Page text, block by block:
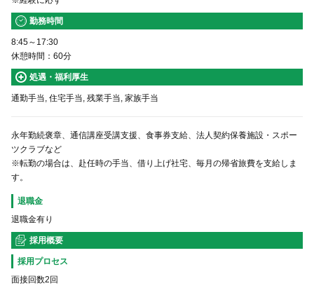
勤務時間
8:45～17:30
休憩時間：60分
処遇・福利厚生
通勤手当, 住宅手当, 残業手当, 家族手当
永年勤続褒章、通信講座受講支援、食事券支給、法人契約保養施設・スポー
ツクラブなど
※転勤の場合は、赴任時の手当、借り上げ社宅、毎月の帰省旅費を支給しま
す。
退職金
退職金有り
採用概要
採用プロセス
面接回数2回